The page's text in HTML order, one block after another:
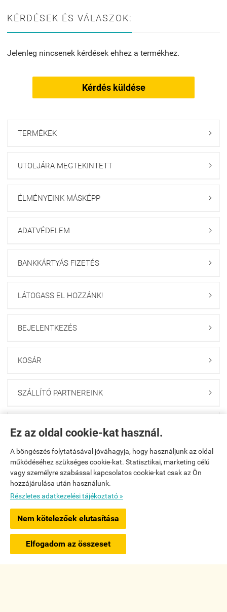
Ez az oldal cookie-kat használ.
A böngészés folytatásával jóváhagyja, hogy használjunk az oldal
működéséhez szükséges cookie-kat. Statisztikai, marketing célú
vagy személyre szabással kapcsolatos cookie-kat csak az Ön
hozzájárulása után használunk.
Részletes adatkezelési tájékoztató »
Nem kötelezőek elutasítása
Elfogadom az összeset
KÉRDÉSEK ÉS VÁLASZOK:
Jelenleg nincsenek kérdések ehhez a termékhez.
Kérdés küldése
TERMÉKEK 
UTOLJÁRA MEGTEKINTETT 
ÉLMÉNYEINK MÁSKÉPP 
ADATVÉDELEM 
BANKKÁRTYÁS FIZETÉS 
LÁTOGASS EL HOZZÁNK! 
BEJELENTKEZÉS 
KOSÁR 
SZÁLLÍTÓ PARTNEREINK 
Navigáció
Saját fiók
Bemutatkozás
ElérhetőségekSzélike - vintage öv púder bézs színben
Részletek »